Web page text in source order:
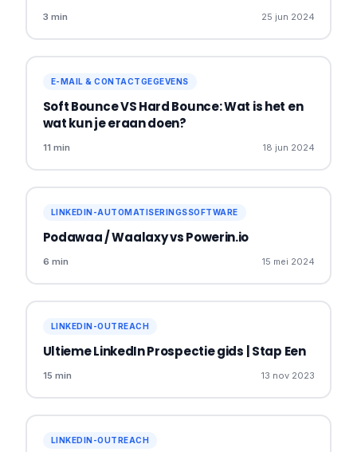
3 min 25 jun 2024
E-MAIL & CONTACTGEGEVENS
Soft Bounce VS Hard Bounce: Wat is het en
wat kun je eraan doen?
11 min 18 jun 2024
LINKEDIN-AUTOMATISERINGSSOFTWARE
Podawaa / Waalaxy vs Powerin.io
6 min 15 mei 2024
LINKEDIN-OUTREACH
Ultieme LinkedIn Prospectie gids | Stap Een
15 min 13 nov 2023
LINKEDIN-OUTREACH